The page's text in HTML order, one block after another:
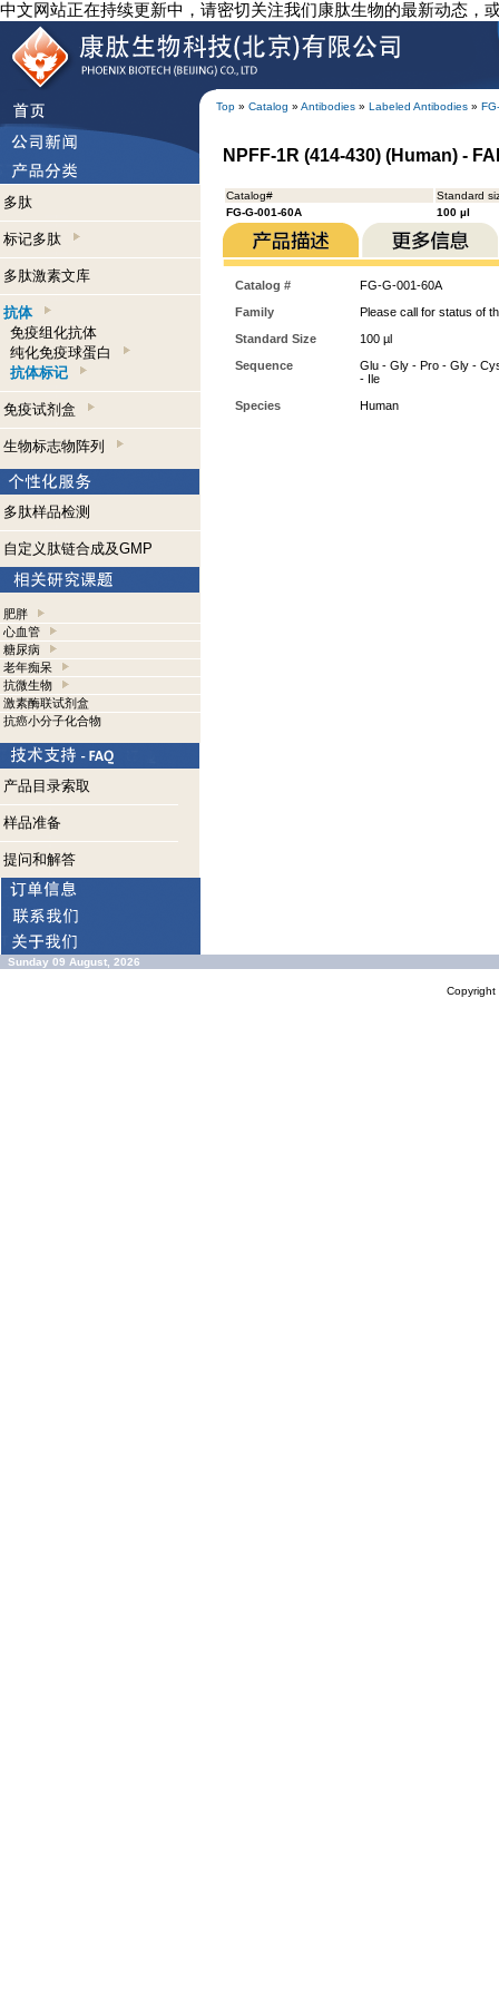
中文网站正在持续更新中，请密切关注我们康肽生物的最新动态，
Top » Catalog » Antibodies » Labeled Antibodies »
多肽
标记多肽
多肽激素文库
抗体
免疫组化抗体
纯化免疫球蛋白
抗体标记
免疫试剂盒
生物标志物阵列
多肽样品检测
自定义肽链合成及GMP
肥胖
心血管
糖尿病
老年痴呆
抗微生物
激素酶联试剂盒
抗癌小分子化合物
产品目录索取
样品准备
提问和解答
NPFF-1R (414-430) (Human) -
Catalog#
Standard
FG-G-001-60A
100 µl
Catalog #
FG-G-001-60A
Family
Please call for status of
Standard Size
100 µl
Sequence
Glu - Gly - Pro - Gly -
- Ile
Species
Human
Sunday 09 August, 2026